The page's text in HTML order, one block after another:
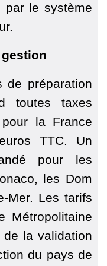
par le système
gestion
de préparation
toutes taxes
la France
TTC. Un
pour les
les Dom
Mer. Les tarifs
Métropolitaine
la validation
du pays de